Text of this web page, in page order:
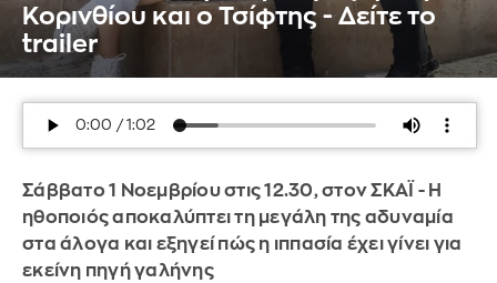
Κορινθίου και ο Τσίφτης - Δείτε τo
trailer
Σάββατο 1 Νοεμβρίου στις 12.30, στον ΣΚΑΪ - Η
ηθοποιός αποκαλύπτει τη μεγάλη της αδυναμία
στα άλογα και εξηγεί πώς η ιππασία έχει γίνει για
εκείνη πηγή γαλήνης